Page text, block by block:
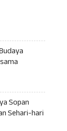
Sopan
Sehari-hari